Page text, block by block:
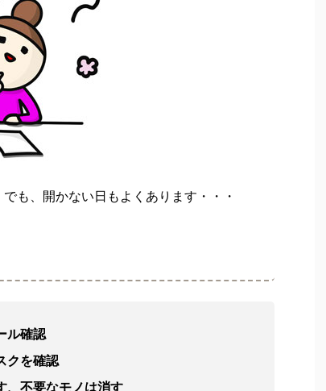
も、開かない日もよくあります・・・
ル確認
クを確認
、不要なモノは消す